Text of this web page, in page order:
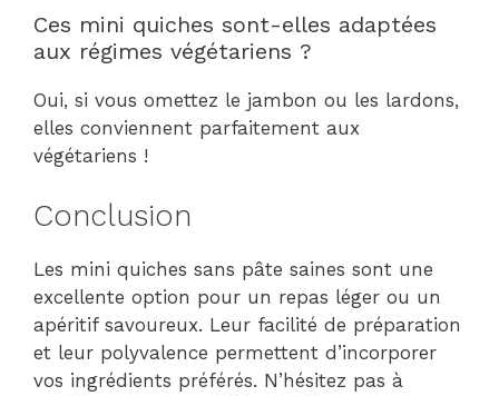
Ces mini quiches sont-elles adaptées
aux régimes végétariens ?
Oui, si vous omettez le jambon ou les lardons,
elles conviennent parfaitement aux
végétariens !
Conclusion
Les mini quiches sans pâte saines sont une
excellente option pour un repas léger ou un
apéritif savoureux. Leur facilité de préparation
et leur polyvalence permettent d’incorporer
vos ingrédients préférés. N’hésitez pas à